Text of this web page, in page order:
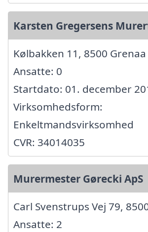
Karsten Gregersens
Kølbakken 11, 8500 Grenaa
Ansatte: 0
Startdato: 01. december
Virksomhedsform:
Enkeltmandsvirksomhed
CVR: 34014035
Murermester Gørecki ApS
Carl Svenstrups Vej 79,
Ansatte: 2